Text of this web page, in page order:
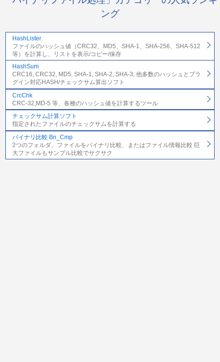
ング
HashLister
ファイルのハッシュ値（CRC32、MD5、SHA-1、SHA-256、SHA-512
等）を計算し、リストを表示/コピー/保存
HashSum
CRC16, CRC32, MD5, SHA-1, SHA-2, SHA-3, 他多数のハッシュとプラ
グイン対応HASH/チェックサム算出ソフト
CrcChk
CRC-32,MD-5 等、各種のハッシュ値を計算するツール
チェックサム計算ソフト
指定されたファイルのチェックサムを計算する
バイナリ比較 Bn_Cmp
2つのフォルダ、ファイルをバイナリ比較、またはファイル情報比較 巨
大ファイルもサンプル比較でサクサク